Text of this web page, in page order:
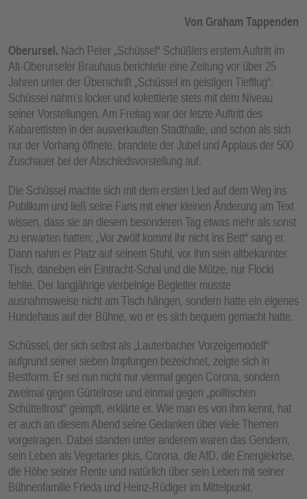
Von Graham Tappenden
Oberursel. Nach Peter „Schüssel“ Schüßlers erstem Auftritt im
Alt-Oberurseler Brauhaus berichtete eine Zeitung vor über 25
Jahren unter der Überschrift „Schüssel im geistigen Tiefflug“.
Schüssel nahm’s locker und kokettierte stets mit dem Niveau
seiner Vorstellungen. Am Freitag war der letzte Auftritt des
Kabarettisten in der ausverkauften Stadthalle, und schon als sich
nur der Vorhang öffnete, brandete der Jubel und Applaus der 500
Zuschauer bei der Abschiedsvorstellung auf.
Die Schüssel machte sich mit dem ersten Lied auf dem Weg ins
Publikum und ließ seine Fans mit einer kleinen Änderung am Text
wissen, dass sie an diesem besonderen Tag etwas mehr als sonst
zu erwarten hatten: „Vor zwölf kommt ihr nicht ins Bett“ sang er.
Dann nahm er Platz auf seinem Stuhl, vor ihm sein altbekannter
Tisch, daneben ein Eintracht-Schal und die Mütze, nur Flocki
fehlte. Der langjährige vierbeinige Begleiter musste
ausnahmsweise nicht am Tisch hängen, sondern hatte ein eigenes
Hundehaus auf der Bühne, wo er es sich bequem gemacht hatte.
Schüssel, der sich selbst als „Lauterbacher Vorzeigemodell“
aufgrund seiner sieben Impfungen bezeichnet, zeigte sich in
Bestform. Er sei nun nicht nur viermal gegen Corona, sondern
zweimal gegen Gürtelrose und einmal gegen „politischen
Schüttelfrost“ geimpft, erklärte er. Wie man es von ihm kennt, hat
er auch an diesem Abend seine Gedanken über viele Themen
vorgetragen. Dabei standen unter anderem waren das Gendern,
sein Leben als Vegetarier plus, Corona, die AfD, die Energiekrise,
die Höhe seiner Rente und natürlich über sein Leben mit seiner
Bühnenfamilie Frieda und Heinz-Rüdiger im Mittelpunkt.